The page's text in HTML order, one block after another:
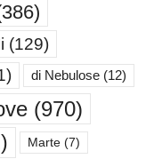
(129)
di Nebulose (12)
(970)
Marte (7)